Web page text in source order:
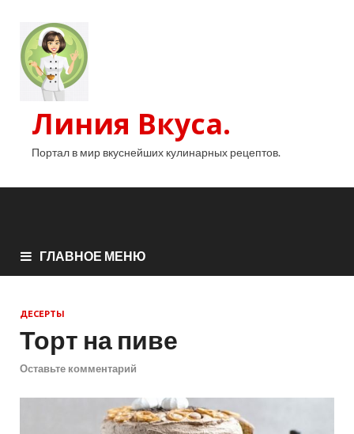
Линия Вкуса.
Портал в мир вкуснейших кулинарных рецептов.
ГЛАВНОЕ МЕНЮ
ДЕСЕРТЫ
Торт на пиве
Оставьте комментарий